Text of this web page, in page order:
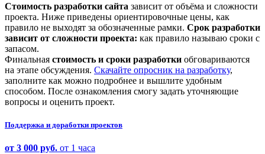
Стоимость разработки сайта зависит от объёма и сложности
проекта. Ниже приведены ориентировочные цены, как
правило не выходят за обозначенные рамки. Срок разработки
зависит от сложности проекта: как правило называю сроки с
запасом.
Финальная стоимость и сроки разработки обговариваются
на этапе обсуждения. Скачайте опросник на разработку,
заполните как можно подробнее и вышлите удобным
способом. После ознакомления смогу задать уточняющие
вопросы и оценить проект.
Поддержка и доработки проектов
от 3 000 руб. от 1 часа